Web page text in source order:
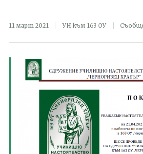
11 март 2021 УН към 163 ОУ